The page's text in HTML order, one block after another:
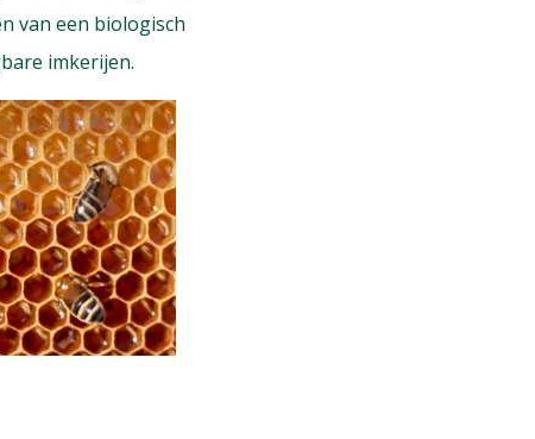
van een biologisch
imkerijen.